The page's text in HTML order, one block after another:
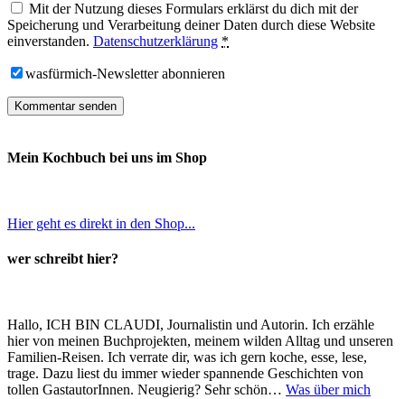
Mit der Nutzung dieses Formulars erklärst du dich mit der
Speicherung und Verarbeitung deiner Daten durch diese Website
einverstanden. Datenschutzerklärung *
wasfürmich-Newsletter abonnieren
Mein Kochbuch bei uns im Shop
Hier geht es direkt in den Shop...
wer schreibt hier?
Hallo, ICH BIN CLAUDI, Journalistin und Autorin. Ich erzähle
hier von meinen Buchprojekten, meinem wilden Alltag und unseren
Familien-Reisen. Ich verrate dir, was ich gern koche, esse, lese,
trage. Dazu liest du immer wieder spannende Geschichten von
tollen GastautorInnen. Neugierig? Sehr schön… Was über mich